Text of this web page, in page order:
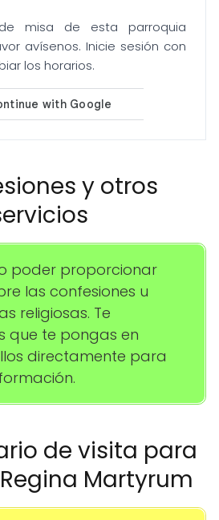
misa de esta parroquia
avísenos. Inicie sesión con
los horarios.
y otros
poder proporcionar
las confesiones u
religiosas. Te
que te pongas en
directamente para
de visita para
Martyrum